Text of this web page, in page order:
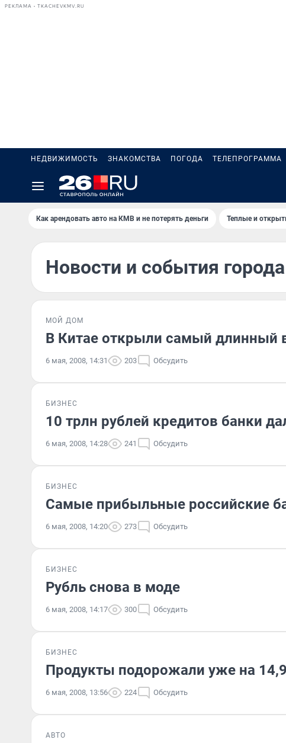
РЕКЛАМА • TKACHEVKMV.RU
НЕДВИЖИМОСТЬ ЗНАКОМСТВА ПОГОДА ТЕЛЕПРОГРАММА
Как арендовать авто на КМВ и не потерять деньги Теплые и
Новости и события
МОЙ ДОМ
В Китае открыли самый длинный
6 мая, 2008, 14:31 203 Обсудить
БИЗНЕС
10 трлн рублей кредитов банки
6 мая, 2008, 14:28 241 Обсудить
БИЗНЕС
Самые прибыльные российские
6 мая, 2008, 14:20 273 Обсудить
БИЗНЕС
Рубль снова в моде
6 мая, 2008, 14:17 300 Обсудить
БИЗНЕС
Продукты подорожали уже на
6 мая, 2008, 13:56 224 Обсудить
АВТО